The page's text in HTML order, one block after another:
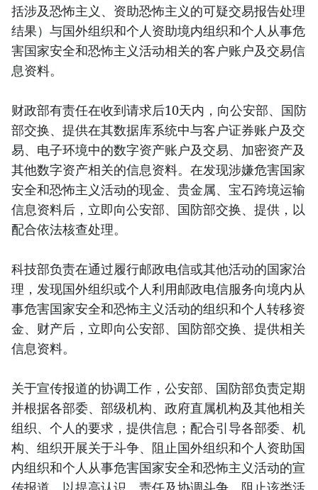
括涉及恐怖主义、资助恐怖主义的可疑交易报告处理
结果）与国外组织和个人资助境内组织和个人从事危
害国家安全和恐怖主义活动相关的客户账户及交易信
息资料。
财政部有责任在收到请求后10天内，向公安部、国防
部交换、提供在其数据库系统中与客户证券账户及交
易、电子环境中的数字资产账户及交易、加密资产及
其他数字资产相关的信息资料。在发现涉嫌危害国家
安全和恐怖主义活动的现金、贵金属、宝石跨境运输
信息资料后，立即向公安部、国防部交换、提供，以
配合依法核查处理。
科技部负责在通过履行邮政电信或其他活动的国家治
理，发现国外组织或个人利用邮政电信服务向境内从
事危害国家安全和恐怖主义活动的组织和个人转移资
金、财产后，立即向公安部、国防部交换、提供相关
信息资料。
关于宣传报道的协调工作，公安部、国防部负责定期
并根据各部委、部级机构、政府直属机构及其他相关
组织、个人的要求，提供信息；配合引导各部委、机
构、组织开展关于斗争、阻止国外组织和个人资助国
内组织和个人从事危害国家安全和恐怖主义活动的宣